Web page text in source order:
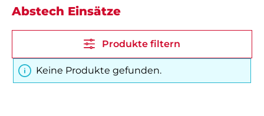
Abstech Einsätze
Produkte filtern
Keine Produkte gefunden.